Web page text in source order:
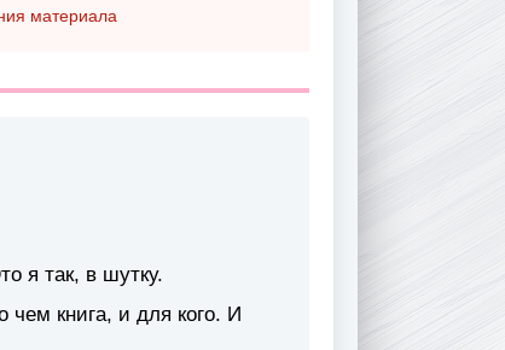
материала
я так, в шутку.
чем книга, и для кого. И